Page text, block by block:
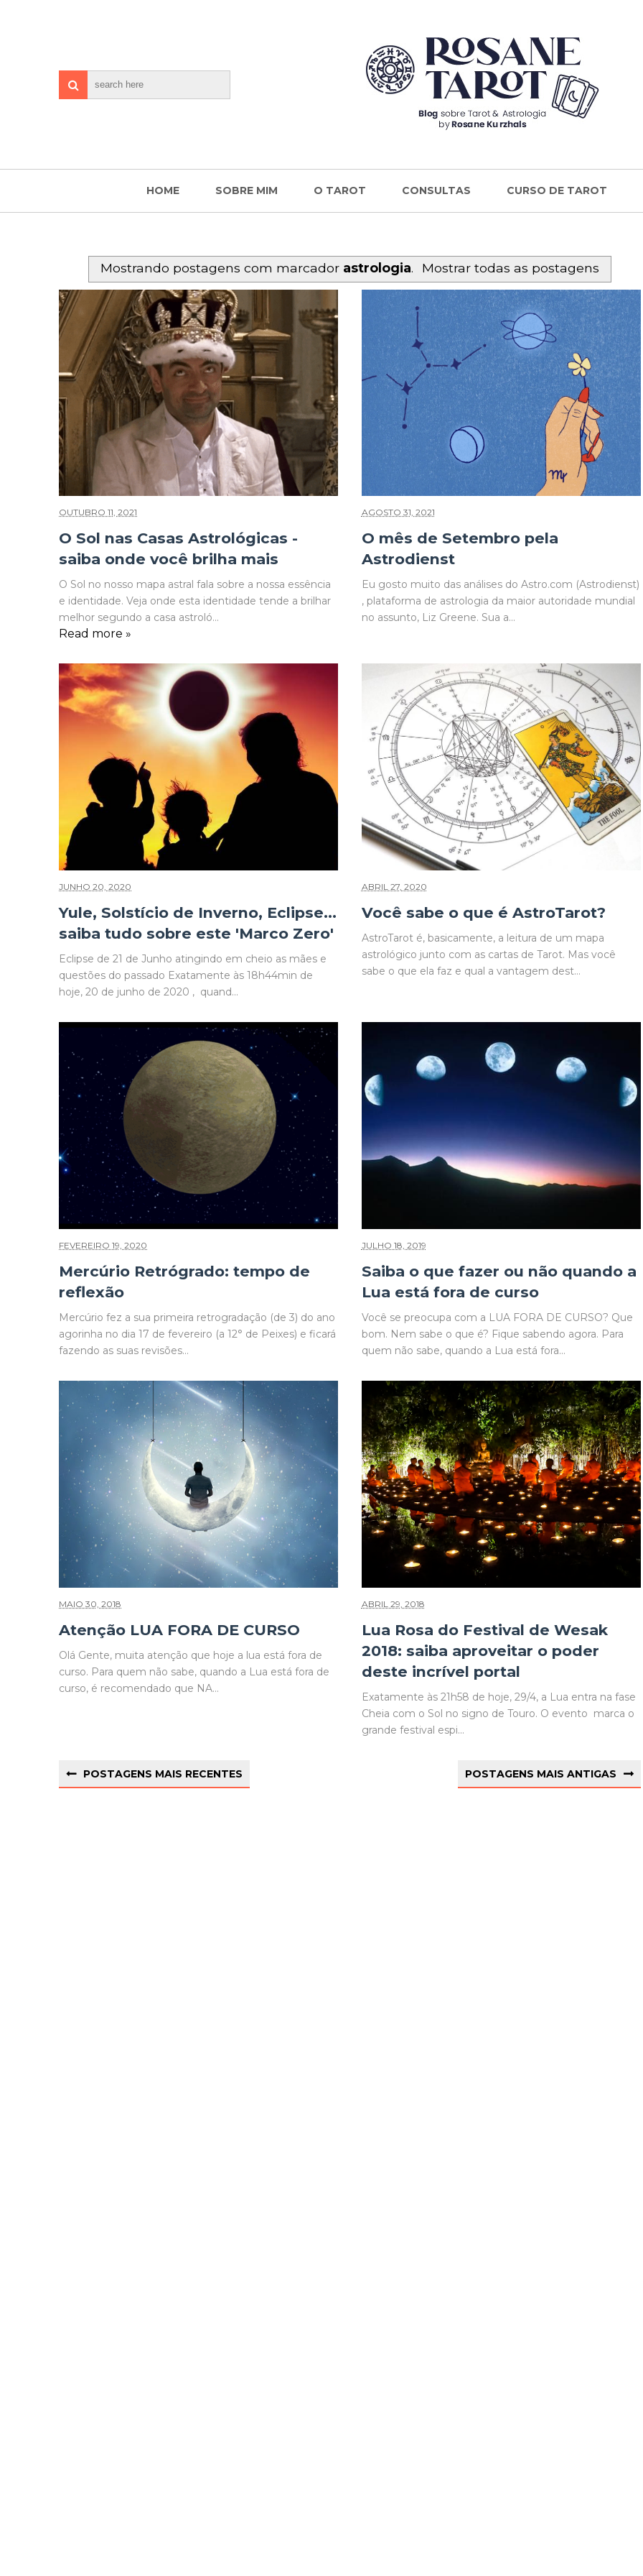
HOME SOBRE MIM O TAROT CONSULTAS CURSO DE TAROT
Mostrando postagens com marcador astrologia. Mostrar todas as postagens
OUTUBRO 11, 2021
O Sol nas Casas Astrológicas -
saiba onde você brilha mais
O Sol no nosso mapa astral fala sobre a nossa essência
e identidade. Veja onde esta identidade tende a brilhar
melhor segundo a casa astroló...
Read more »
AGOSTO 31, 2021
O mês de Setembro pela
Astrodienst
Eu gosto muito das análises do Astro.com (Astrodienst)
, plataforma de astrologia da maior autoridade mundial
no assunto, Liz Greene. Sua a...
JUNHO 20, 2020
Yule, Solstício de Inverno, Eclipse...
saiba tudo sobre este 'Marco Zero'
Eclipse de 21 de Junho atingindo em cheio as mães e
questões do passado Exatamente às 18h44min de
hoje, 20 de junho de 2020 , quand...
ABRIL 27, 2020
Você sabe o que é AstroTarot?
AstroTarot é, basicamente, a leitura de um mapa
astrológico junto com as cartas de Tarot. Mas você
sabe o que ela faz e qual a vantagem dest...
FEVEREIRO 19, 2020
Mercúrio Retrógrado: tempo de
reflexão
Mercúrio fez a sua primeira retrogradação (de 3) do ano
agorinha no dia 17 de fevereiro (a 12° de Peixes) e ficará
fazendo as suas revisões...
JULHO 18, 2019
Saiba o que fazer ou não quando a
Lua está fora de curso
Você se preocupa com a LUA FORA DE CURSO? Que
bom. Nem sabe o que é? Fique sabendo agora. Para
quem não sabe, quando a Lua está fora...
MAIO 30, 2018
Atenção LUA FORA DE CURSO
Olá Gente, muita atenção que hoje a lua está fora de
curso. Para quem não sabe, quando a Lua está fora de
curso, é recomendado que NA...
ABRIL 29, 2018
Lua Rosa do Festival de Wesak
2018: saiba aproveitar o poder
deste incrível portal
Exatamente às 21h58 de hoje, 29/4, a Lua entra na fase
Cheia com o Sol no signo de Touro. O evento marca o
grande festival espi...
POSTAGENS MAIS RECENTES POSTAGENS MAIS ANTIGAS